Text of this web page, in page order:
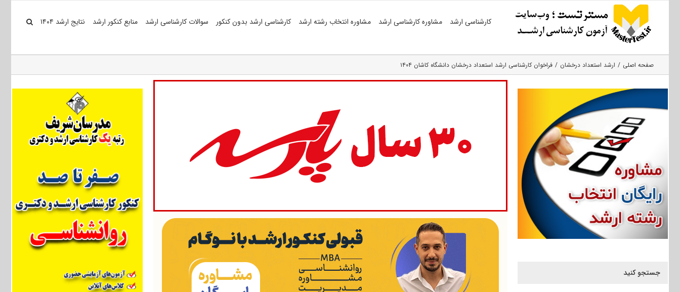
کارشناسی ارشد مشاوره کارشناسی ارشد مشاوره انتخاب رشته ارشد کارشناسی ارشد بدون کنکور سوالات کارشناسی ارشد منابع کنکور ارشد نتایج ارشد ۱۴۰۴
صفحه اصلی ارشد استعداد درخشان فراخوان کارشناسی ارشد استعداد درخشان دانشگاه کاشان ۱۴۰۴
جستجو کنید